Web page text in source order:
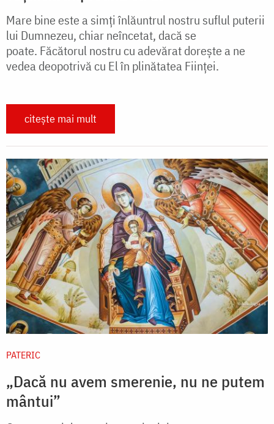
Mare bine este a simți înlăuntrul nostru suflul puterii
lui Dumnezeu, chiar neîncetat, dacă se
poate. Făcătorul nostru cu adevărat dorește a ne
vedea deopotrivă cu El în plinătatea Ființei.
citește mai mult
PATERIC
„Dacă nu avem smerenie, nu ne putem
mântui”